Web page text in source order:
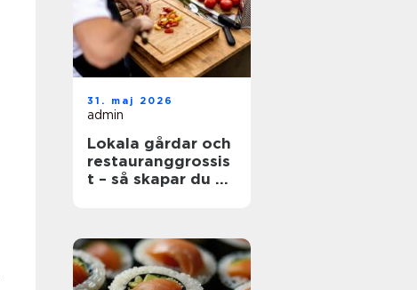
31. maj 2026
admin
Lokala gårdar och
restauranggrossis
t – så skapar du en